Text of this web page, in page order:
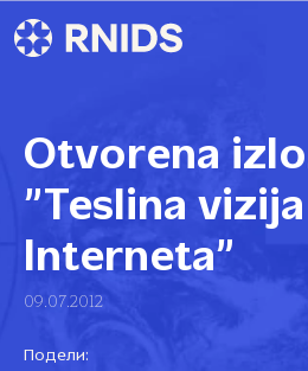
Otvorena
”Teslina vizija
Interneta”
09.07.2012
Подели: